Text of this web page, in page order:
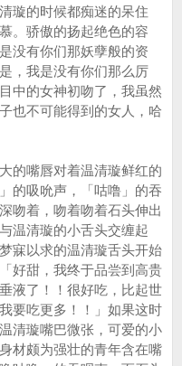
璇的时候都痴迷的呆住
。骄傲的扬起绝色的容
没有你们那妖孽般的资
，我是没有你们那么厉
中的女神初吻了，我虽然
也不可能得到的女人，哈
嘴唇对着温清璇鲜红的
的吸吮声，「咕噜」的吞
吻着，吻着吻着石头伸出
温清璇的小舌头交缠起
寐以求的温清璇舌头开始
好甜，我终于品尝到高贵
液了！！很好吃，比起世
要吃更多！！」如果这时
清璇嘴巴微张，可爱的小
材颇为强壮的青年含在嘴